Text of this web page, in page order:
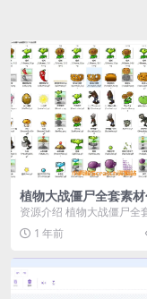
植物大战僵尸全套素
资源介绍 植物大战僵尸全
包，包含227个丰富多样的
涵盖角色、背景、动...
1 年前